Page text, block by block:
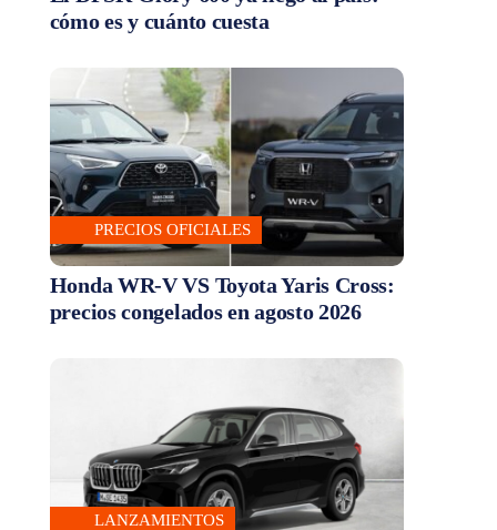
cómo es y cuánto cuesta
PRECIOS OFICIALES
Honda WR-V VS Toyota Yaris Cross:
precios congelados en agosto 2026
LANZAMIENTOS